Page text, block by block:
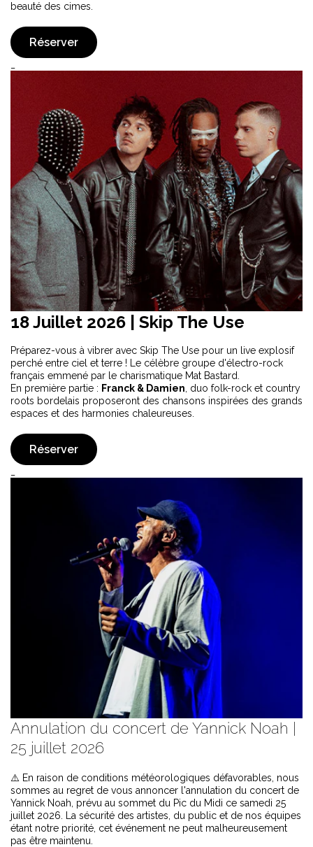
beauté des cimes.
Réserver
18 Juillet 2026 | Skip The Use
Préparez-vous à vibrer avec Skip The Use pour un live explosif
perché entre ciel et terre ! Le célèbre groupe d'électro-rock
français emmené par le charismatique Mat Bastard.
En première partie : Franck & Damien , duo folk-rock et country
roots bordelais proposeront des chansons inspirées des grands
espaces et des harmonies chaleureuses.
Réserver
Annulation du concert de Yannick Noah |
25 juillet 2026
⚠️ En raison de conditions météorologiques défavorables, nous
sommes au regret de vous annoncer l'annulation du concert de
Yannick Noah, prévu au sommet du Pic du Midi ce samedi 25
juillet 2026. La sécurité des artistes, du public et de nos équipes
étant notre priorité, cet événement ne peut malheureusement
pas être maintenu.